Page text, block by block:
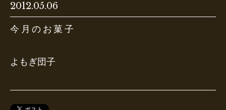
2012.05.06
今月のお菓子
よもぎ団子